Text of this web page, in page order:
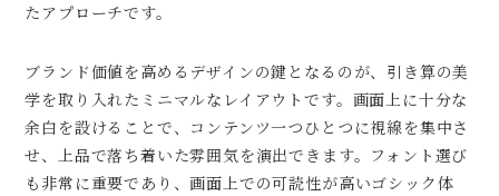
たアプローチです。
ブランド価値を高めるデザインの鍵となるのが、引き算の美
学を取り入れたミニマルなレイアウトです。画面上に十分な
余白を設けることで、コンテンツ一つひとつに視線を集中さ
せ、上品で落ち着いた雰囲気を演出できます。フォント選び
も非常に重要であり、画面上での可読性が高いゴシック体